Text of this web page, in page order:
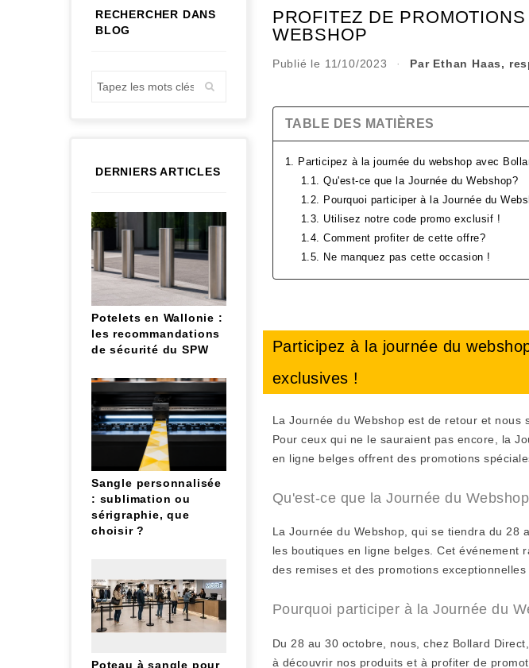
RECHERCHER DANS
BLOG
DERNIERS ARTICLES
Potelets en Wallonie :
les recommandations
de sécurité du SPW
Sangle personnalisée
: sublimation ou
sérigraphie, que
choisir ?
Poteau à sangle pour
PROFITEZ DE
WEBSHOP
Publié le 11/10/2023 · Par Ethan Haas,
TABLE DES MATIÈRES
1. Participez à la journée du webshop avec
1.1. Qu'est-ce que la Journée du Webshop?
1.2. Pourquoi participer à la Journée du
1.3. Utilisez notre code promo exclusif !
1.4. Comment profiter de cette offre?
1.5. Ne manquez pas cette occasion !
Participez à la journée du
exclusives !
La Journée du Webshop est de retour et
Pour ceux qui ne le sauraient pas encore, la
en ligne belges offrent des promotions
Qu'est-ce que la Journée du
La Journée du Webshop, qui se tiendra du 28
les boutiques en ligne belges. Cet événement
des remises et des promotions
Pourquoi participer à la Journée du
Du 28 au 30 octobre, nous, chez Bollard
à découvrir nos produits et à profiter de